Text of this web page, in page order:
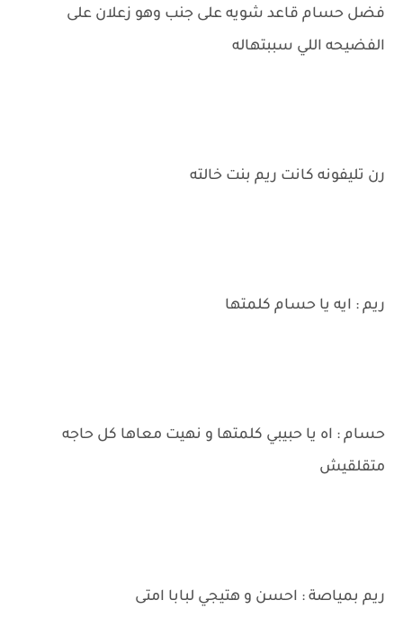
فضل حسام قاعد شويه على جنب وهو زعلان على
الفضيحه اللي سببتهاله
رن تليفونه كانت ريم بنت خالته
ريم : ايه يا حسام كلمتها
حسام : اه يا حبيبي كلمتها و نهيت معاها كل حاجه
متقلقيش
ريم بمياصة : احسن و هتيجي لبابا امتى